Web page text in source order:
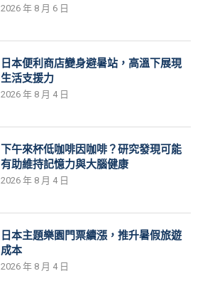
2026 年 8 月 6 日
日本便利商店變身避暑站，高溫下展現
生活支援力
2026 年 8 月 4 日
下午來杯低咖啡因咖啡？研究發現可能
有助維持記憶力與大腦健康
2026 年 8 月 4 日
日本主題樂園門票續漲，推升暑假旅遊
成本
2026 年 8 月 4 日